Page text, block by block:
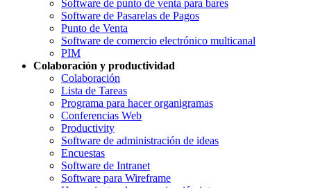
Software de punto de venta para bares
Software de Pasarelas de Pagos
Punto de Venta
Software de comercio electrónico multicanal
PIM
Colaboración y productividad
Colaboración
Lista de Tareas
Programa para hacer organigramas
Conferencias Web
Productivity
Software de administración de ideas
Encuestas
Software de Intranet
Software para Wireframe